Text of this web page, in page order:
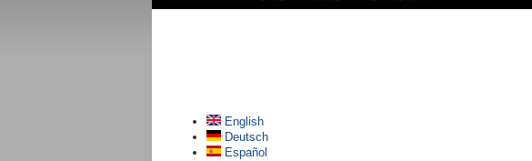
English
Deutsch
Español